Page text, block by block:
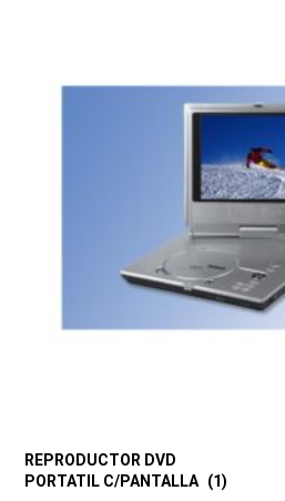
REPRODUCTOR DVD
PORTATIL C/PANTALLA (1)